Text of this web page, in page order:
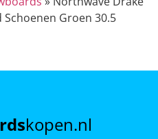
Groen 30.5
kopen.nl